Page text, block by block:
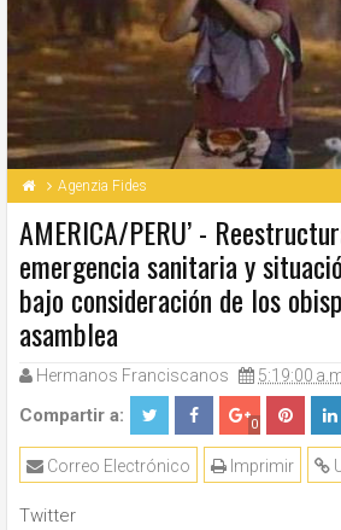
Agenzia Fides
AMERICA/PERU’ -
emergencia sanitaria y
bajo consideración de los
asamblea
Hermanos Franciscanos 5:19:00
Compartir a: 0
Imprimir
Correo Electrónico
Twitter